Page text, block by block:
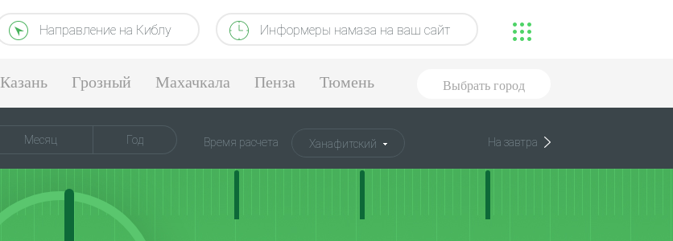
Информеры намаза на ваш сайт
Направление на Киблу
Казань Грозный Махачкала Пенза Тюмень Выбрать город
Месяц Год Время расчета Ханафитский На завтра